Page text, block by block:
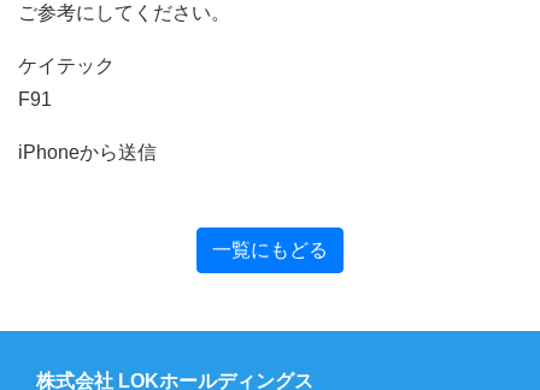
ご参考にしてください。
ケイテック
F91
iPhoneから送信
一覧にもどる
株式会社 LOKホールディングス